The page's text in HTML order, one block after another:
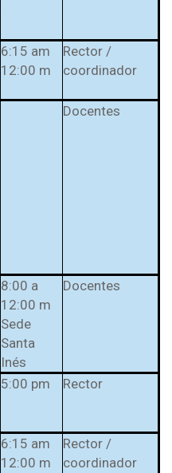
6:15 am
12:00 m
Rector /
coordinador
Docentes
8:00 a
12:00 m
Sede
Santa
Inés
Docentes
5:00 pm Rector
6:15 am
12:00 m
Rector /
coordinador